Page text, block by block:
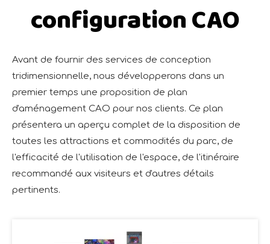
configuration CAO
Avant de fournir des services de conception
tridimensionnelle, nous développerons dans un
premier temps une proposition de plan
d'aménagement CAO pour nos clients. Ce plan
présentera un aperçu complet de la disposition de
toutes les attractions et commodités du parc, de
l'efficacité de l'utilisation de l'espace, de l'itinéraire
recommandé aux visiteurs et d'autres détails
pertinents.